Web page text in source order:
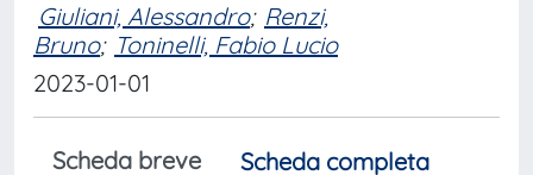
Giuliani, Alessandro; Renzi,
Bruno; Toninelli, Fabio Lucio
2023-01-01
Scheda breve
Scheda completa